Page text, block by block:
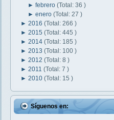
►febrero(Total: 36 )
►enero(Total: 27 )
► 2016 (Total: 266 )
► 2015 (Total: 445 )
► 2014 (Total: 185 )
► 2013 (Total: 100 )
► 2012 (Total: 8 )
► 2011 (Total: 7 )
► 2010 (Total: 15 )
Síguenos en: